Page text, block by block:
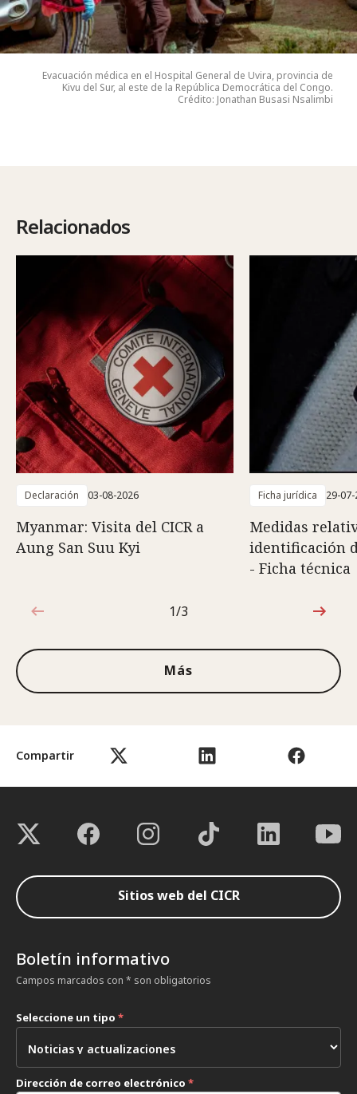
Compartir
Evacuación médica en el Hospital General de Uvira, provincia de
Kivu del Sur, al este de la República Democrática del Congo.
Crédito: Jonathan Busasi Nsalimbi
Relacionados
Declaración 03-08-2026
Myanmar: Visita del CICR a
Aung San Suu Kyi
Ficha jurídica 29-
Medidas
identificación
- Ficha técnica
1de3
1/3
Más
Sitios web del CICR
Boletín informativo
Campos marcados con * son obligatorios
Seleccione un tipo *
Dirección de correo electrónico *